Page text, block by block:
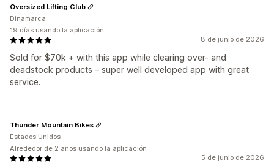
8 de junio de 2026
Sold for $70k + with this app while clearing over- and
deadstock products – super well developed app with great
service.
Oversized Lifting Club
Dinamarca
19 días usando la aplicación
5 de junio de 2026
Thunder Mountain Bikes
Estados Unidos
Alrededor de 2 años usando la aplicación